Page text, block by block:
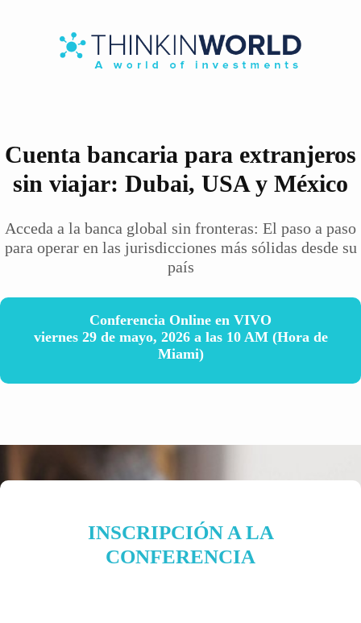
Cuenta bancaria para extranjeros
sin viajar: Dubai, USA y México
Acceda a la banca global sin fronteras: El paso a paso
para operar en las jurisdicciones más sólidas desde su
país
Conferencia Online en VIVO
viernes 29 de mayo, 2026 a las 10 AM (Hora de
Miami)
INSCRIPCIÓN A LA
CONFERENCIA